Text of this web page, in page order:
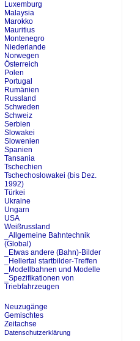
Luxemburg
Malaysia
Marokko
Mauritius
Montenegro
Niederlande
Norwegen
Österreich
Polen
Portugal
Rumänien
Russland
Schweden
Schweiz
Serbien
Slowakei
Slowenien
Spanien
Tansania
Tschechien
Tschechoslowakei (bis Dez.
1992)
Türkei
Ukraine
Ungarn
USA
Weißrussland
_Allgemeine Bahntechnik
(Global)
_Etwas andere (Bahn)-Bilder
_Hellertal startbilder-Treffen
_Modellbahnen und Modelle
_Spezifikationen von
Triebfahrzeugen
Neuzugänge
Gemischtes
Zeitachse
Datenschutzerklärung